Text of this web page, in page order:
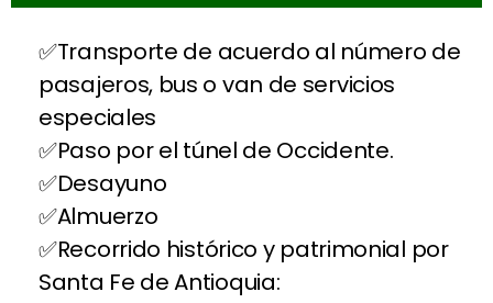
Transporte de acuerdo al número de
pasajeros, bus o van de servicios
especiales
Paso por el túnel de Occidente.
Desayuno
Almuerzo
Recorrido histórico y patrimonial por
Santa Fe de Antioquia: